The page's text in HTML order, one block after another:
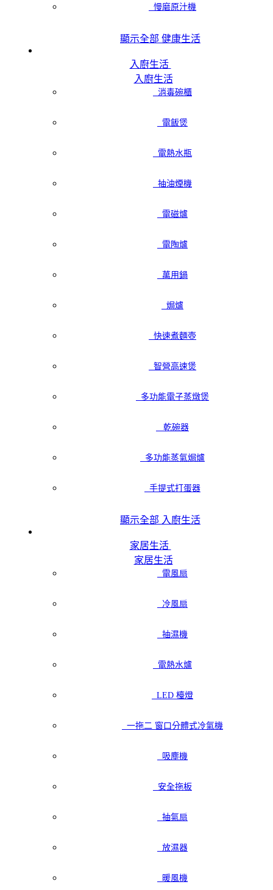
慢磨原汁機
顯示全部 健康生活
入廚生活
入廚生活
消毒碗櫃
電飯煲
電熱水瓶
抽油煙機
電磁爐
電陶爐
萬用鍋
焗爐
快速煮麵壺
智營高速煲
多功能電子蒸燉煲
乾碗器
多功能蒸氣焗爐
手提式打蛋器
顯示全部 入廚生活
家居生活
家居生活
電風扇
冷風扇
抽濕機
電熱水爐
LED 檯燈
一拖二 窗口分體式冷氣機
吸塵機
安全拖板
抽氣扇
放濕器
暖風機